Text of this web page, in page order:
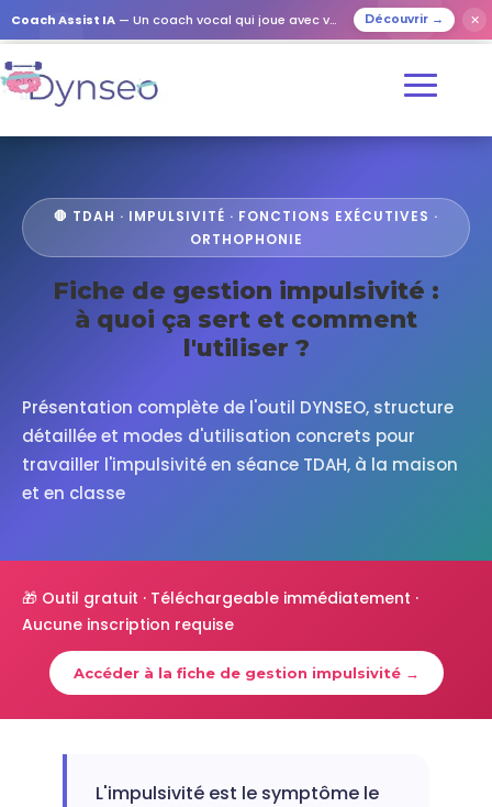
Coach Assist IA — Un coach vocal qui joue avec vos proches Découvrir → ✕
🛑 TDAH · IMPULSIVITÉ · FONCTIONS EXÉCUTIVES ·
ORTHOPHONIE
Fiche de gestion impulsivité :
à quoi ça sert et comment
l'utiliser ?
Présentation complète de l'outil DYNSEO, structure
détaillée et modes d'utilisation concrets pour
travailler l'impulsivité en séance TDAH, à la maison
et en classe
🎁 Outil gratuit · Téléchargeable immédiatement ·
Aucune inscription requise
Accéder à la fiche de gestion impulsivité →
L'impulsivité est le symptôme le